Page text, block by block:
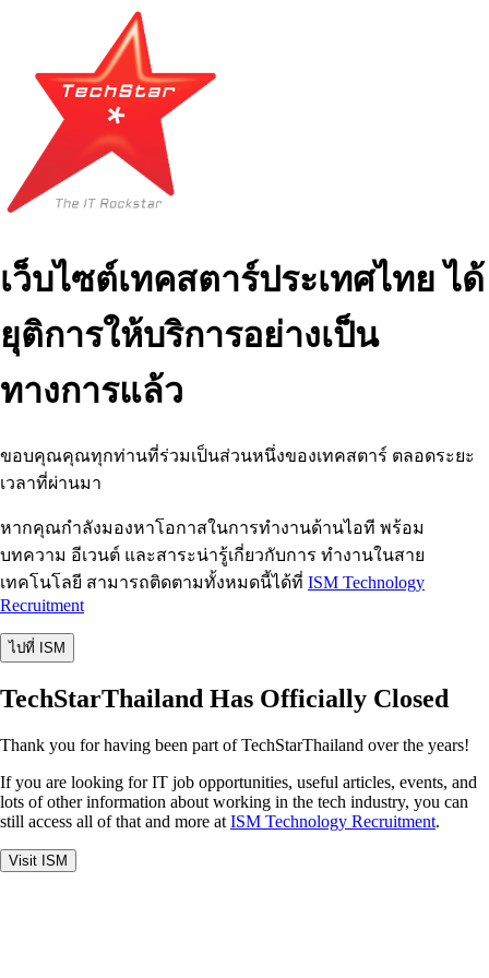
เว็บไซต์เทคสตาร์ประเทศไทย ได้
ยุติการให้บริการอย่างเป็น
ทางการแล้ว
ขอบคุณคุณทุกท่านที่ร่วมเป็นส่วนหนึ่งของเทคสตาร์ ตลอดระยะ
เวลาที่ผ่านมา
หากคุณกำลังมองหาโอกาสในการทำงานด้านไอที พร้อม
บทความ อีเวนต์ และสาระน่ารู้เกี่ยวกับการ ทำงานในสาย
เทคโนโลยี สามารถติดตามทั้งหมดนี้ได้ที่ ISM Technology
Recruitment
ไปที่ ISM
TechStarThailand Has Officially Closed
Thank you for having been part of TechStarThailand over the years!
If you are looking for IT job opportunities, useful articles, events, and
lots of other information about working in the tech industry, you can
still access all of that and more at ISM Technology Recruitment.
Visit ISM